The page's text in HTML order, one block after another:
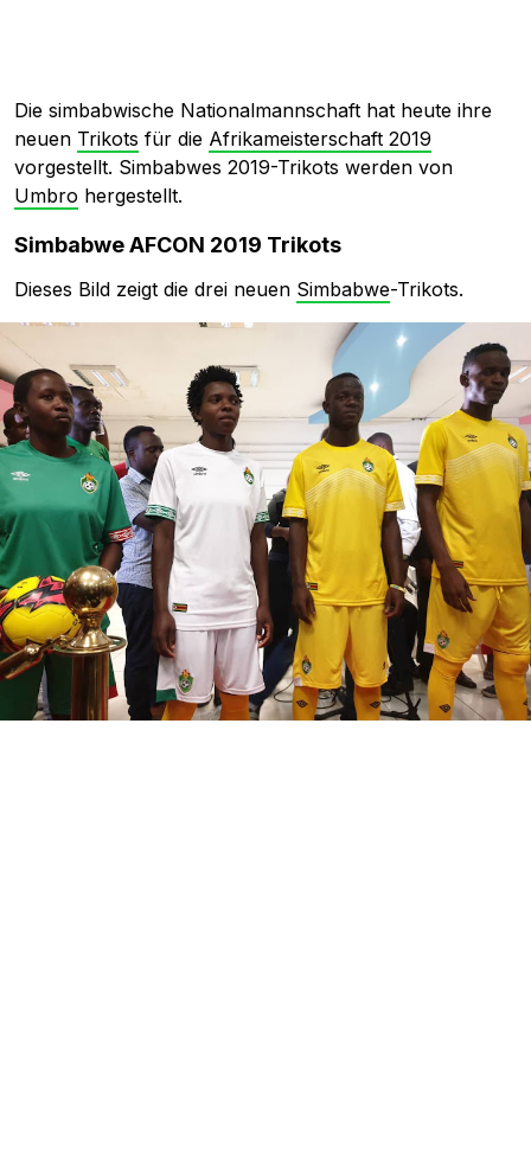
Die simbabwische Nationalmannschaft hat heute ihre
neuen Trikots für die Afrikameisterschaft 2019
vorgestellt. Simbabwes 2019-Trikots werden von
Umbro hergestellt.
Simbabwe AFCON 2019 Trikots
Dieses Bild zeigt die drei neuen Simbabwe-Trikots.